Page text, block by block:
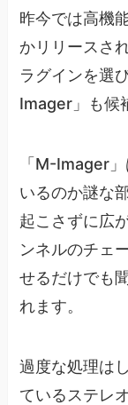
昨今では高機
かリリースさ
ラグインを選
Imager」も候
「M-Imager
いるのか謎な
起こさずに広
ンネルのチェ
せるだけでも
れます。
過度な処理は
ているステレ